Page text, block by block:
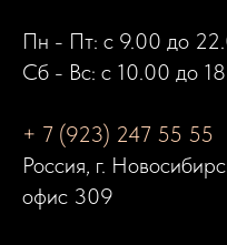
Пн - Пт: с 9.00 до
Сб - Вс: с 10.00 до
+ 7 (923) 247 55 55
Россия, г.
офис 309